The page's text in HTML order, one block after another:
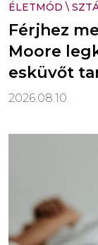
ÉLETMÓD \
Férjhez
Moore
esküvőt
2026.08.10.